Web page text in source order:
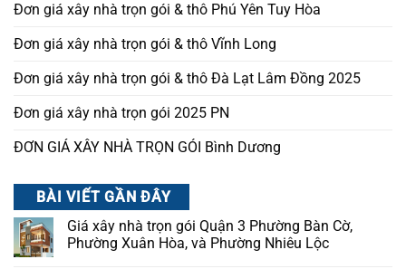
Đơn giá xây nhà trọn gói & thô Phú Yên Tuy Hòa
Đơn giá xây nhà trọn gói & thô Vĩnh Long
Đơn giá xây nhà trọn gói & thô Đà Lạt Lâm Đồng 2025
Đơn giá xây nhà trọn gói 2025 PN
ĐƠN GIÁ XÂY NHÀ TRỌN GÓI Bình Dương
BÀI VIẾT GẦN ĐÂY
Giá xây nhà trọn gói Quận 3 Phường Bàn Cờ,
Phường Xuân Hòa, và Phường Nhiêu Lộc